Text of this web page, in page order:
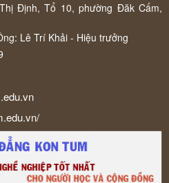
Định, Tổ 10, phường Đăk Cấm,
Lê Trí Khải - Hiệu trưởng